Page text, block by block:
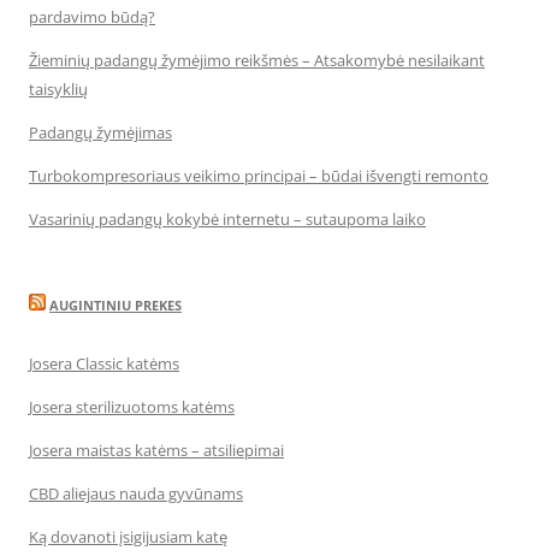
pardavimo būdą?
Žieminių padangų žymėjimo reikšmės – Atsakomybė nesilaikant
taisyklių
Padangų žymėjimas
Turbokompresoriaus veikimo principai – būdai išvengti remonto
Vasarinių padangų kokybė internetu – sutaupoma laiko
AUGINTINIU PREKES
Josera Classic katėms
Josera sterilizuotoms katėms
Josera maistas katėms – atsiliepimai
CBD aliejaus nauda gyvūnams
Ką dovanoti įsigijusiam katę